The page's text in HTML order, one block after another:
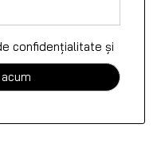
confidențialitate și